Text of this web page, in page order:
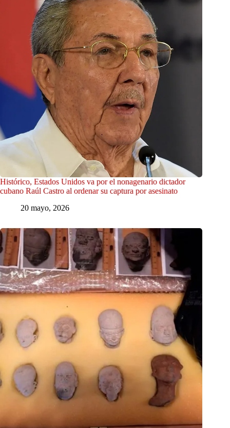
Histórico, Estados Unidos va por el nonagenario dictador
cubano Raúl Castro al ordenar su captura por asesinato
20 mayo, 2026